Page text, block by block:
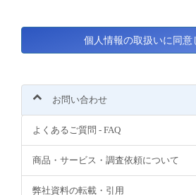
お問い合わせ
よくあるご質問 - FAQ
商品・サービス・調査依頼について
弊社資料の転載・引用